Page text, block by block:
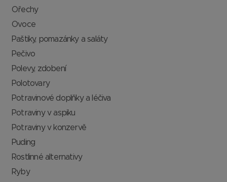
Ořechy
Ovoce
Paštiky, pomazánky a saláty
Pečivo
Polevy, zdobení
Polotovary
Potravinové doplňky a léčiva
Potraviny v aspiku
Potraviny v konzervě
Puding
Rostlinné alternativy
Ryby